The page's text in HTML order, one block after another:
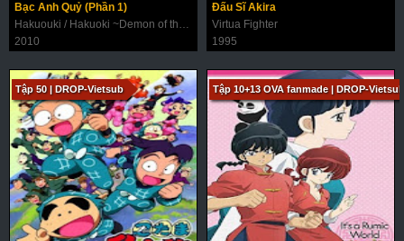
Bạc Anh Quỷ (Phần 1)
Hakuouki / Hakuoki ~Demon of the Fleeting Blossom~
2010
Đấu Sĩ Akira
Virtua Fighter
1995
Tập 50 | DROP-Vietsub Tập 10+13 OVA fanmade | DROP-Vietsub